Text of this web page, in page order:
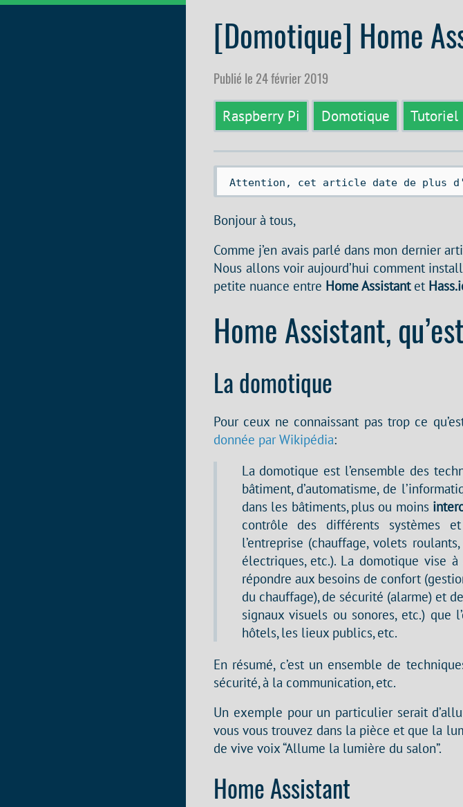
[Domotique] Home
Publié le 24 février 2019
Raspberry Pi Domotique Tutoriel
Attention, cet article date de plus
Bonjour à tous,
Comme j’en avais parlé dans mon dernier
Nous allons voir aujourd’hui comment
petite nuance entre Home Assistantet
Home Assistant,
La domotique
Pour ceux ne connaissant pas trop ce
donnée par Wikipédia:
La domotique est l’ensemble des
bâtiment, d’automatisme, de
dans les bâtiments, plus ou moins
contrôle des différents systèmes
l’entreprise (chauffage, volets
électriques, etc.). La domotique vise
répondre aux besoins de confort
du chauffage), de sécurité (alarme) et
signaux visuels ou sonores, etc.) que
hôtels, les lieux publics, etc.
En résumé, c’est un ensemble de
sécurité, à la communication, etc.
Un exemple pour un particulier serait
vous vous trouvez dans la pièce et que la
de vive voix “Allume la lumière du salon”.
Home Assistant